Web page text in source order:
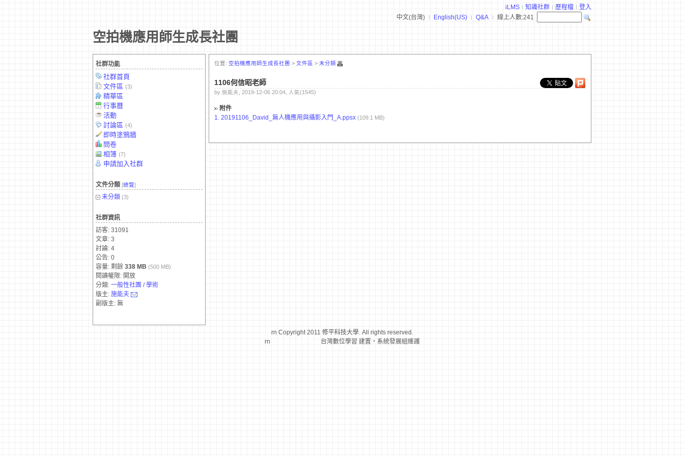
iLMS 知識社群 歷程檔
登入
中文(台灣)
English(US) Q&A 線上人數:241
空拍機應用師生成長社團
社群功能
社群首頁
文件區 (3)
精華區
行事曆
活動
討論區 (4)
即時塗鴉牆
問卷
相簿 (7)
申請加入社群
文件分類 [總覽]
未分類 (3)
社群資訊
訪客: 31091
文章: 3
討論: 4
公告: 0
容量: 剩餘 338 MB (500 MB)
閱讀權限: 開放
分類: 一般性社團 / 學術
版主: 施能夫
副版主: 無
位置: 空拍機應用師生成長社團 > 文件區 > 未分類
1106何信昭老師
by 施能夫, 2019-12-06 20:04, 人氣(1545)
附件
1. 20191106_David_無人機應用與攝影入門_A.ppsx (109.1 MB)
rn Copyright 2011 修平科技大學. All rights reserved.
rn
台灣數位學習 建置，系統發展組維護